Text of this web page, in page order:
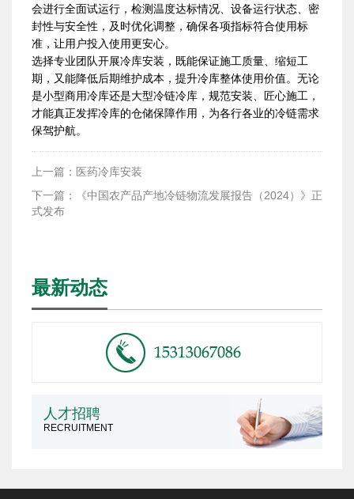
会进行全面试运行，检测温度达标情况、设备运行状态、密
封性与安全性，及时优化调整，确保各项指标符合使用标
准，让用户投入使用更安心。
选择专业团队开展冷库安装，既能保证施工质量、缩短工
期，又能降低后期维护成本，提升冷库整体使用价值。无论
是小型商用冷库还是大型冷链冷库，规范安装、匠心施工，
才能真正发挥冷库的仓储保障作用，为各行各业的冷链需求
保驾护航。
上一篇：医药冷库安装
下一篇：《中国农产品产地冷链物流发展报告（2024）》正
式发布
最新动态
人才招聘
RECRUITMENT